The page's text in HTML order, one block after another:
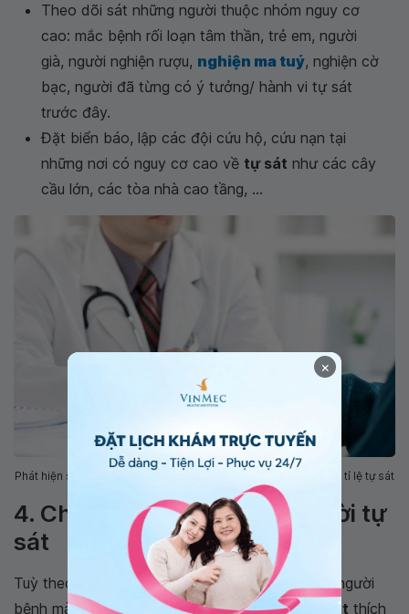
Theo dõi sát những người thuộc nhóm nguy cơ
cao: mắc bệnh rối loạn tâm thần, trẻ em, người
già, người nghiện rượu, nghiện ma tuý, nghiện cờ
bạc, người đã từng có ý tưởng/ hành vi tự sát
trước đây.
Đặt biển báo, lập các đội cứu hộ, cứu nạn tại
những nơi có nguy cơ cao về tự sát như các cây
cầu lớn, các tòa nhà cao tầng, ...
Phát hiện sớm và điều trị tình trạng rối loạn tâm thần giúp giảm tỉ lệ tự sát
4. Chăm sóc và cấp cứu người tự
sát
Tuỳ theo phương thứctự sátvà tình trạng của người
bệnh mà có các biện phápcấp cứu người tự sát thích
×